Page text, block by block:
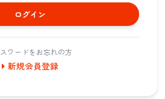
ログイン
ワードをお忘れの方
新規会員登録